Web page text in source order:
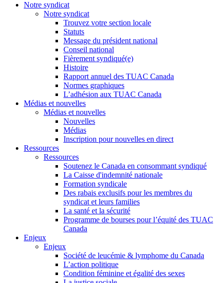
Notre syndicat
Notre syndicat
Trouvez votre section locale
Statuts
Message du président national
Conseil national
Fièrement syndiqué(e)
Histoire
Rapport annuel des TUAC Canada
Normes graphiques
L’adhésion aux TUAC Canada
Médias et nouvelles
Médias et nouvelles
Nouvelles
Médias
Inscription pour nouvelles en direct
Ressources
Ressources
Soutenez le Canada en consommant syndiqué
La Caisse d'indemnité nationale
Formation syndicale
Des rabais exclusifs pour les membres du
syndicat et leurs families
La santé et la sécurité
Programme de bourses pour l’équité des TUAC
Canada
Enjeux
Enjeux
Société de leucémie & lymphome du Canada
L’action politique
Condition féminine et égalité des sexes